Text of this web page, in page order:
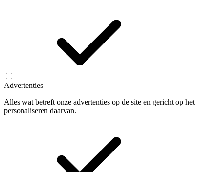
Advertenties
Alles wat betreft onze advertenties op de site en gericht op het
personaliseren daarvan.